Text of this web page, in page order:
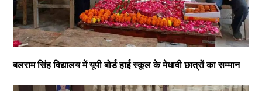
बलराम सिंह विद्यालय में यूपी बोर्ड हाई स्कूल के मेधावी छात्रों का सम्मान